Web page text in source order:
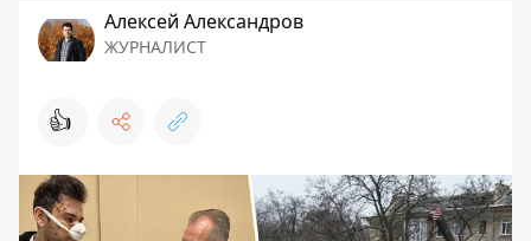
Алексей Александров
ЖУРНАЛИСТ
👍